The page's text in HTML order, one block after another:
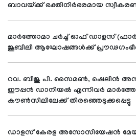
ബാവയ്ക്ക് ഭക്തിനിര്‍ഭരമായ
മാര്‍ത്തോമാ ചര്‍ച്ച് ഓഫ് ഡാളസ്
ജൂബിലി ആഘോഷങ്ങള്‍ക്ക്
റവ. ബിജു പി. സൈമണ്‍, ഷെലിന്‍
ഈപ്പന്‍ ഡാനിയല്‍ എന്നിവര്‍
കൗണ്‍സിലിലേക്ക് തിരഞ്ഞെടുക്കപ്പെട്ടു
ഡാളസ് കേരള അസോസിയേഷന്‍ മേയര്‍